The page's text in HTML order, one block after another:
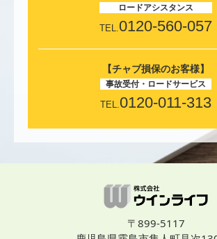
ロードアシスタンス
TEL.0120-560-057
【チャブ損保のお客様】
事故受付・ロードサービス
TEL.0120-011-313
〒899-5117